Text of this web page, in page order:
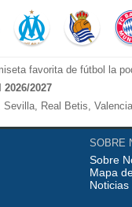
favorita de fútbol la
2027
Real Betis,
United, Arsenal,
Fiorentina, etc.
SOBRE
Sobre
Mapa
Noticias